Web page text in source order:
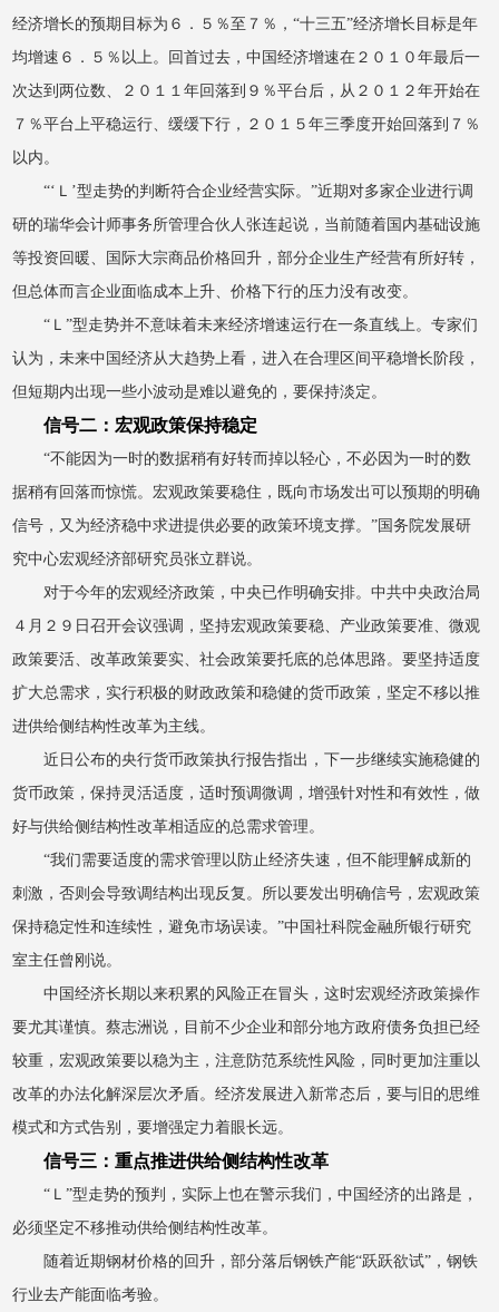
经济增长的预期目标为６．５％至７％，“十三五”经济增长目标是年
均增速６．５％以上。回首过去，中国经济增速在２０１０年最后一
次达到两位数、２０１１年回落到９％平台后，从２０１２年开始在
７％平台上平稳运行、缓缓下行，２０１５年三季度开始回落到７％
以内。
“‘Ｌ’型走势的判断符合企业经营实际。”近期对多家企业进行调
研的瑞华会计师事务所管理合伙人张连起说，当前随着国内基础设施
等投资回暖、国际大宗商品价格回升，部分企业生产经营有所好转，
但总体而言企业面临成本上升、价格下行的压力没有改变。
“Ｌ”型走势并不意味着未来经济增速运行在一条直线上。专家们
认为，未来中国经济从大趋势上看，进入在合理区间平稳增长阶段，
但短期内出现一些小波动是难以避免的，要保持淡定。
信号二：宏观政策保持稳定
“不能因为一时的数据稍有好转而掉以轻心，不必因为一时的数
据稍有回落而惊慌。宏观政策要稳住，既向市场发出可以预期的明确
信号，又为经济稳中求进提供必要的政策环境支撑。”国务院发展研
究中心宏观经济部研究员张立群说。
对于今年的宏观经济政策，中央已作明确安排。中共中央政治局
４月２９日召开会议强调，坚持宏观政策要稳、产业政策要准、微观
政策要活、改革政策要实、社会政策要托底的总体思路。要坚持适度
扩大总需求，实行积极的财政政策和稳健的货币政策，坚定不移以推
进供给侧结构性改革为主线。
近日公布的央行货币政策执行报告指出，下一步继续实施稳健的
货币政策，保持灵活适度，适时预调微调，增强针对性和有效性，做
好与供给侧结构性改革相适应的总需求管理。
“我们需要适度的需求管理以防止经济失速，但不能理解成新的
刺激，否则会导致调结构出现反复。所以要发出明确信号，宏观政策
保持稳定性和连续性，避免市场误读。”中国社科院金融所银行研究
室主任曾刚说。
中国经济长期以来积累的风险正在冒头，这时宏观经济政策操作
要尤其谨慎。蔡志洲说，目前不少企业和部分地方政府债务负担已经
较重，宏观政策要以稳为主，注意防范系统性风险，同时更加注重以
改革的办法化解深层次矛盾。经济发展进入新常态后，要与旧的思维
模式和方式告别，要增强定力着眼长远。
信号三：重点推进供给侧结构性改革
“Ｌ”型走势的预判，实际上也在警示我们，中国经济的出路是，
必须坚定不移推动供给侧结构性改革。
随着近期钢材价格的回升，部分落后钢铁产能“跃跃欲试”，钢铁
行业去产能面临考验。